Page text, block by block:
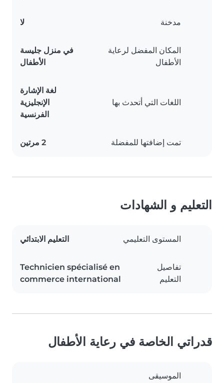
مدخنة لا
المكان المفضل لرعاية
الأطفال
في منزل جليسة
الأطفال
اللغات التي أتحدث بها
لغة الإشارة
الإنجليزية
الفرنسية
تمت إضافتها للمفضلة 2 مرتين
التعليم و الشهادات
المستوى التعليمي التعليم الابتدائي
تفاصيل
التعليم
Technicien spécialisé en
commerce international
قدراتي الخاصة في رعاية الأطفال
الموسيقى